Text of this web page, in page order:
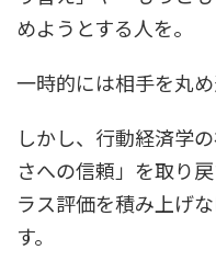
めようとする人を。
一時的には相手を丸
しかし、行動経済学
さへの信頼」を取り
ラス評価を積み上げ
す。